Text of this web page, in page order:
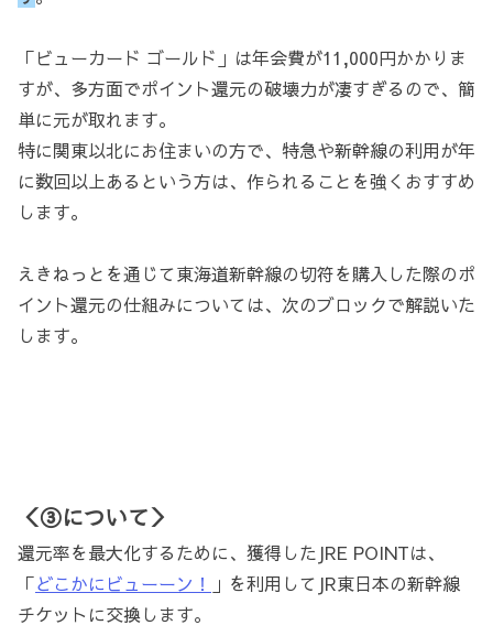
「ビューカード ゴールド」は年会費が11,000円かかりま
すが、多方面でポイント還元の破壊力が凄すぎるので、簡
単に元が取れます。
特に関東以北にお住まいの方で、特急や新幹線の利用が年
に数回以上あるという方は、作られることを強くおすすめ
します。
えきねっとを通じて東海道新幹線の切符を購入した際のポ
イント還元の仕組みについては、次のブロックで解説いた
します。
＜③について＞
還元率を最大化するために、獲得したJRE POINTは、
「どこかにビューーン！
」を利用してJR東日本の新幹線
チケットに交換します。